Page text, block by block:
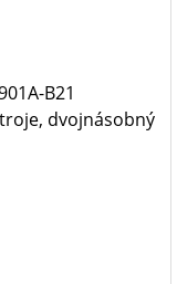
B21
dvojnásobný